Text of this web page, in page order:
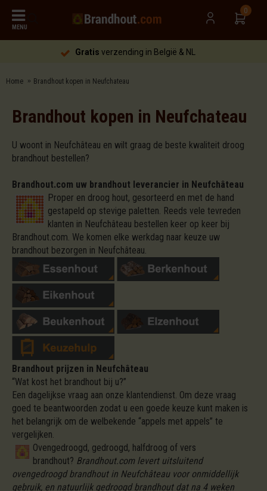
MENU
0
Gratis verzending in België & NL
Home Brandhout kopen in Neufchateau
Brandhout kopen in Neufchateau
U woont in Neufchâteau en wilt graag de beste kwaliteit droog
brandhout bestellen?
Brandhout.com uw brandhout leverancier in Neufchâteau
Proper en droog hout, gesorteerd en met de hand
gestapeld op stevige paletten. Reeds vele tevreden
klanten in Neufchâteau bestellen keer op keer bij
Brandhout.com. We komen elke werkdag naar keuze uw
brandhout bezorgen in Neufchâteau.
Brandhout prijzen in Neufchâteau
“Wat kost het brandhout bij u?”
Een dagelijkse vraag aan onze klantendienst. Om deze vraag
goed te beantwoorden zodat u een goede keuze kunt maken is
het belangrijk om de welbekende “appels met appels” te
vergelijken.
Ovengedroogd, gedroogd, halfdroog of vers
brandhout? Brandhout.com levert uitsluitend
ovengedroogd brandhout in Neufchâteau voor onmiddellijk
gebruik, en natuurlijk gedroogd brandhout dat na 4 weken